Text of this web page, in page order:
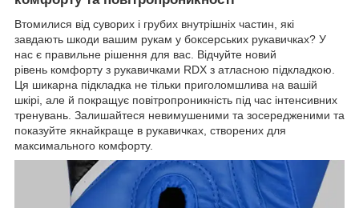
Втомилися від суворих і грубих внутрішніх частин, які
завдають шкоди вашим рукам у боксерських рукавичках? У
нас є правильне рішення для вас. Відчуйте новий
рівень комфорту з рукавичками RDX з атласною підкладкою.
Ця шикарна підкладка не тільки приголомшлива на вашій
шкірі, але й покращує повітропроникність під час інтенсивних
тренувань. Залишайтеся невимушеними та зосередженими та
показуйте якнайкраще в рукавичках, створених для
максимального комфорту.